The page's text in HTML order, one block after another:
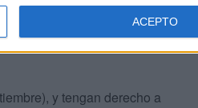
ACEPTO
y tengan derecho a